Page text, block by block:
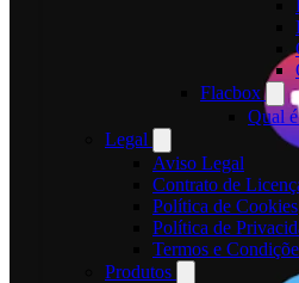
Flacbox
Qual
Legal
Aviso Legal
Contrato de
Política de Cookies
Política de
Termos e
Produtos